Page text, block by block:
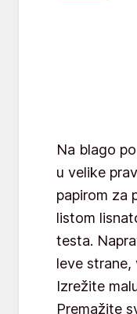
Na blago
u velike
papirom za
listom
testa.
leve strane,
Izrežite
Premažite